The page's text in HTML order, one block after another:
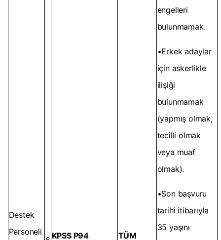
Destek
Personeli
KPSS P94
TÜM
engelleri
bulunmamak.
•Erkek adaylar
için askerlikle
ilişiği
bulunmamak
(yapmış olmak,
tecilli olmak
veya muaf
olmak).
•Son başvuru
tarihi itibarıyla
35 yaşını